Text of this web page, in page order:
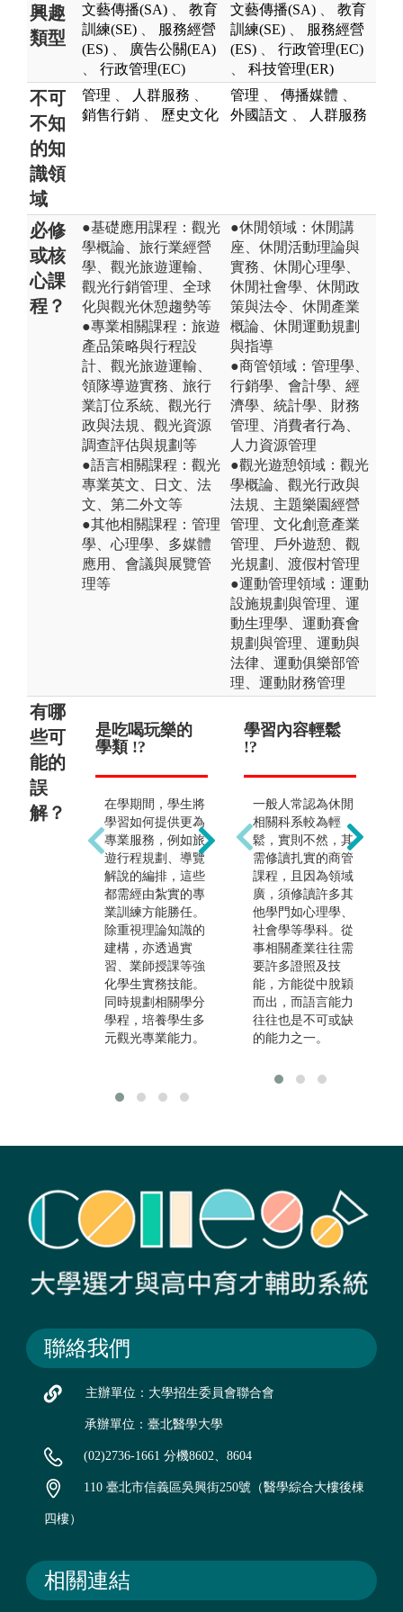
興趣
類型
文藝傳播(SA)
教育
訓練(SE)
服務經營
(ES)
廣告公關(EA)
行政管理(EC)
文藝傳播(SA)
教育
訓練(SE)
服務經營
(ES)
行政管理(EC)
科技管理(ER)
不可
不知
的知
識領
域
管理 人群服務
銷售行銷
歷史文化
管理 傳播媒體
外國語文
人群服務
必修
或核
心課
程？
●基礎應用課程：觀光
學概論、旅行業經營
學、觀光旅遊運輸、
觀光行銷管理、全球
化與觀光休憩趨勢等
●專業相關課程：旅遊
產品策略與行程設
計、觀光旅遊運輸、
領隊導遊實務、旅行
業訂位系統、觀光行
政與法規、觀光資源
調查評估與規劃等
●語言相關課程：觀光
專業英文、日文、法
文、第二外文等
●其他相關課程：管理
學、心理學、多媒體
應用、會議與展覽管
理等
●休閒領域：休閒講
座、休閒活動理論與
實務、休閒心理學、
休閒社會學、休閒政
策與法令、休閒產業
概論、休閒運動規劃
與指導
●商管領域：管理學、
行銷學、會計學、經
濟學、統計學、財務
管理、消費者行為、
人力資源管理
●觀光遊憩領域：觀光
學概論、觀光行政與
法規、主題樂園經營
管理、文化創意產業
管理、戶外遊憩、觀
光規劃、渡假村管理
●運動管理領域：運動
設施規劃與管理、運
動生理學、運動賽會
規劃與管理、運動與
法律、運動俱樂部管
理、運動財務管理
有哪
些可
能的
誤
解？
是吃喝玩樂的
學類 !?
在學期間，學生將
學習如何提供更為
專業服務，例如旅
遊行程規劃、導覽
解說的編排，這些
都需經由紮實的專
業訓練方能勝任。
除重視理論知識的
建構，亦透過實
習、業師授課等強
化學生實務技能。
同時規劃相關學分
學程，培養學生多
元觀光專業能力。
無需專業知能
!?
若無觀光專業知能
是無法於觀光產業
發光發熱的，本學
類不僅提供觀光相
關專業課程，如：
航空票務、行程規
劃、旅運管理。此
外，觀光學群亦提
供其他在觀光領域
上會用到的相關專
業知能，如管理
學、媒體應用與會
議與展覽管理等等
課程。
學習內容輕鬆
!?
一般人常認為休閒
相關科系較為輕
鬆，實則不然，其
需修讀扎實的商管
課程，且因為領域
廣，須修讀許多其
他學門如心理學、
社會學等學科。從
事相關產業往往需
要許多證照及技
能，方能從中脫穎
而出，而語言能力
往往也是不可或缺
的能力之一。
聯絡我們
主辦單位：大學招生委員會聯合會
承辦單位：臺北醫學大學
(02)2736-1661 分機8602、8604
110 臺北市信義區吳興街250號（醫學綜合大樓後棟
四樓）
相關連結